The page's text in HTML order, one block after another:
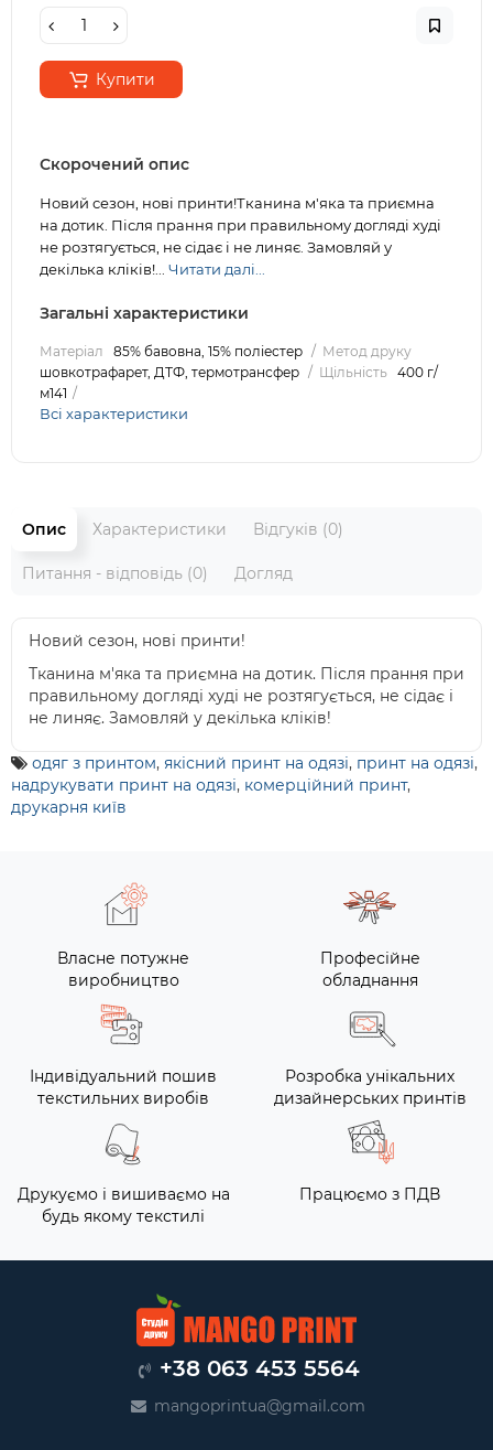
Купити
Скорочений опис
Новий сезон, нові принти!Тканина м'яка та приємна
на дотик. Після прання при правильному догляді худі
не розтягується, не сідає і не линяє. Замовляй у
декілька кліків!... Читати далі...
Загальні характеристики
Матеріал 85% бавовна, 15% поліестер
Метод друку
шовкотрафарет, ДТФ, термотрансфер
Щільність 400 г/
м141
Всі характеристики
Опис Характеристики Відгуків (0)
Питання - відповідь (0) Догляд
Новий сезон, нові принти!
Тканина м'яка та приємна на дотик. Після прання при
правильному догляді худі не розтягується, не сідає і
не линяє. Замовляй у декілька кліків!
одяг з принтом, якісний принт на одязі, принт на одязі,
надрукувати принт на одязі, комерційний принт,
друкарня київ
Власне потужне
виробництво
Професійне
обладнання
Індивідуальний пошив
текстильних виробів
Розробка унікальних
дизайнерських принтів
Друкуємо і вишиваємо на
будь якому текстилі
Працюємо з ПДВ
+38 063 453 5564
mangoprintua@gmail.com